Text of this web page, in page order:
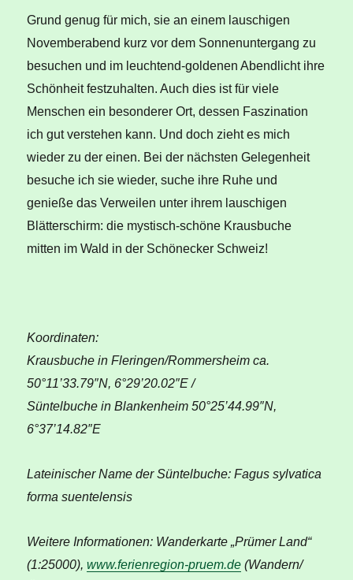
Grund genug für mich, sie an einem lauschigen
Novemberabend kurz vor dem Sonnenuntergang zu
besuchen und im leuchtend-goldenen Abendlicht ihre
Schönheit festzuhalten. Auch dies ist für viele
Menschen ein besonderer Ort, dessen Faszination
ich gut verstehen kann. Und doch zieht es mich
wieder zu der einen. Bei der nächsten Gelegenheit
besuche ich sie wieder, suche ihre Ruhe und
genieße das Verweilen unter ihrem lauschigen
Blätterschirm: die mystisch-schöne Krausbuche
mitten im Wald in der Schönecker Schweiz!
Koordinaten:
Krausbuche in Fleringen/Rommersheim ca.
50°11’33.79″N, 6°29’20.02″E /
Süntelbuche in Blankenheim 50°25’44.99″N,
6°37’14.82″E
Lateinischer Name der Süntelbuche: Fagus sylvatica
forma suentelensis
Weitere Informationen: Wanderkarte „Prümer Land“
(1:25000),www.ferienregion-pruem.de (Wandern/